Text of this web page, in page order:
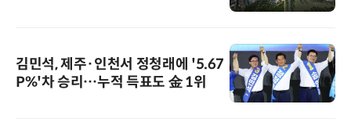
김민석, 제주·인천서 정청래에 '5.67
P%'차 승리…누적 득표도 金 1위